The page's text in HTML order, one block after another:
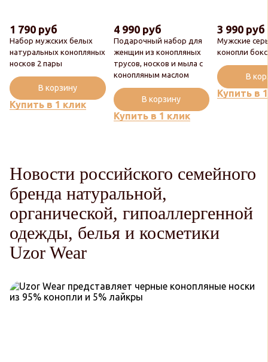
Набор мужских белых
натуральных конопляных
носков 2 пары
1 790 руб
Купить в 1 клик
В корзину
Подарочный набор для
женщин из конопляных
трусов, носков и мыла с
конопляным маслом
4 990 руб
Купить в 1 клик
В корзину
Мужские
конопли
3 990 руб
Купить в
В
Новости российского семейного
бренда натуральной,
органической, гипоаллергенной
одежды, белья и косметики
Uzor Wear